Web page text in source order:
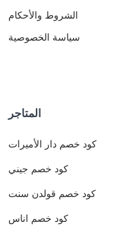
الشروط والأحكام
سياسة الخصوصية
المتاجر
كود خصم دار الأميرات
كود خصم جيني
كود خصم قولدن سنت
كود خصم اناس